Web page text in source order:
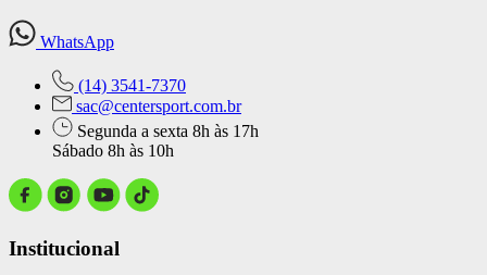
WhatsApp
(14) 3541-7370
sac@centersport.com.br
Segunda a sexta 8h às 17h
Sábado 8h às 10h
Institucional